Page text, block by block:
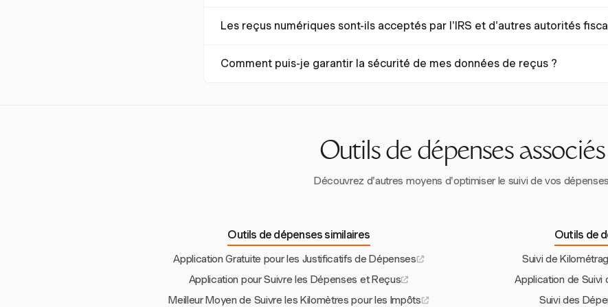
des rapports détaillés et en soutenant le suivi du kilométrage. Ces fonctionnalités
Les reçus numériques sont-ils acceptés par l'IRS et d'autres autorités
condition qu'ils incluent les détails nécessaires et soient stockés en toute sécurité. Les
Comment puis-je garantir la sécurité de mes données de reçus ?
Outils de dépenses associés
Découvrez d'autres moyens d'optimiser le suivi de vos dépenses
Outils de dépenses similaires
Application Gratuite pour les Justificatifs de Dépenses
Application pour Suivre les Dépenses et Reçus
Meilleur Moyen de Suivre les Kilomètres pour les Impôts
Outils de
Suivi de
Application de Suivi
Suivi des